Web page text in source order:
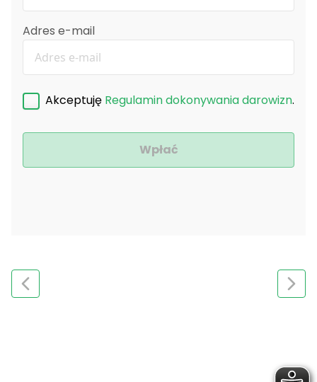
Adres e-mail
Akceptuję Regulamin dokonywania darowizn.
Wpłać